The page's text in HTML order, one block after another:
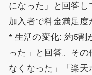
になった」と回答し
加入者で料金満足度
* 生活の変化: 約5割
った」と回答。その
なくなった」「楽天